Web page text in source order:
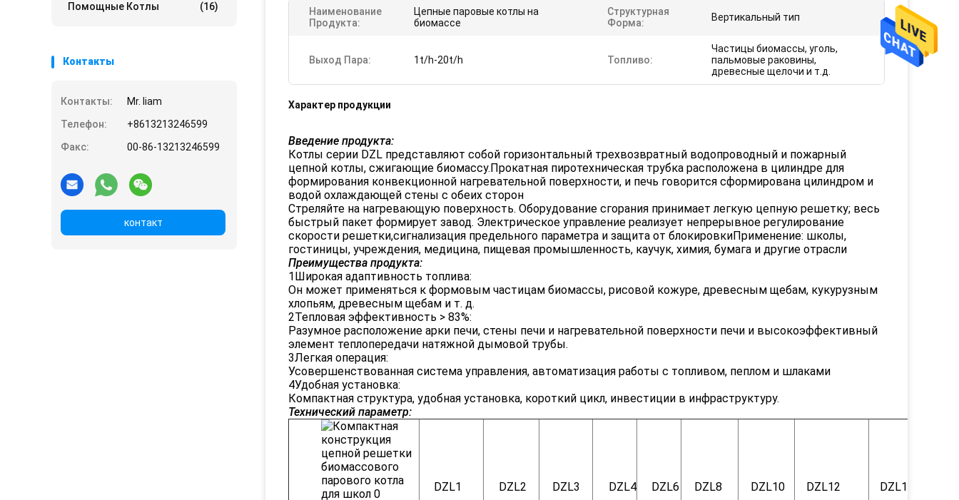
Помощные Котлы (16)
Контакты
Контакты:
Mr. liam
Телефон:
+8613213246599
Факс:
00-86-13213246599
контакт
Наименование
Продукта:
Цепные паровые котлы на
биомассе
Структурная
Форма:
Вертикальный тип
Выход Пара: 1t/h-20t/h Топливо:
Частицы биомассы, уголь,
пальмовые раковины,
древесные щелочи и т.д.
Характер продукции
Введение продукта:
Котлы серии DZL представляют собой горизонтальный трехвозвратный водопроводный и пожарный
цепной котлы, сжигающие биомассу.Прокатная пиротехническая трубка расположена в цилиндре для
формирования конвекционной нагревательной поверхности, и печь говорится сформирована цилиндром и
водой охлаждающей стены с обеих сторон
Стреляйте на нагревающую поверхность. Оборудование сгорания принимает легкую цепную решетку; весь
быстрый пакет формирует завод. Электрическое управление реализует непрерывное регулирование
скорости решетки,сигнализация предельного параметра и защита от блокировкиПрименение: школы,
гостиницы, учреждения, медицина, пищевая промышленность, каучук, химия, бумага и другие отрасли
Преимущества продукта:
1Широкая адаптивность топлива:
Он может применяться к формовым частицам биомассы, рисовой кожуре, древесным щебам, кукурузным
хлопьям, древесным щебам и т. д.
2Тепловая эффективность > 83%:
Разумное расположение арки печи, стены печи и нагревательной поверхности печи и высокоэффективный
элемент теплопередачи натяжной дымовой трубы.
3Легкая операция:
Усовершенствованная система управления, автоматизация работы с топливом, пеплом и шлаками
4Удобная установка:
Компактная структура, удобная установка, короткий цикл, инвестиции в инфраструктуру.
Технический параметр:
DZL1 DZL2 DZL3 DZL4 DZL6 DZL8 DZL10 DZL12 DZL15